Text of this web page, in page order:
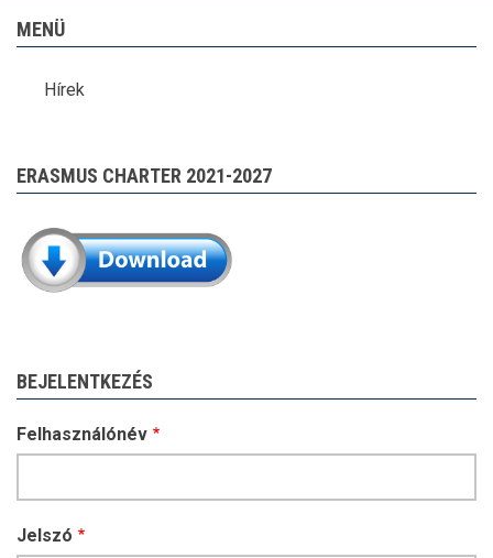
MENÜ
Hírek
ERASMUS CHARTER 2021-2027
BEJELENTKEZÉS
Felhasználónév
Jelszó